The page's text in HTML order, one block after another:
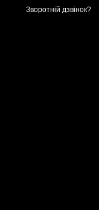
Зворотній дзвінок?